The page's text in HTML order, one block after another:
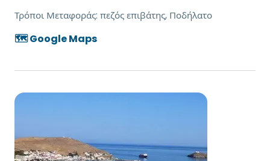
Τρόποι Μεταφοράς: πεζός επιβάτης, Ποδήλατο
🗺️ Google Maps